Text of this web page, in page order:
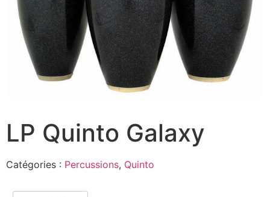
LP Quinto Galaxy
Catégories : Percussions, Quinto